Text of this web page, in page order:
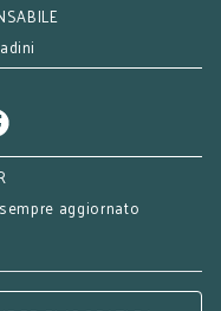
aggiornato